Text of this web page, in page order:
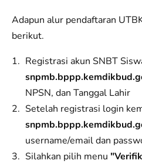
Adapun alur pendaftaran
berikut.
Registrasi akun SNBT
NPSN, dan Tanggal Lahir
Setelah registrasi login
username/email dan
Silahkan pilih menu